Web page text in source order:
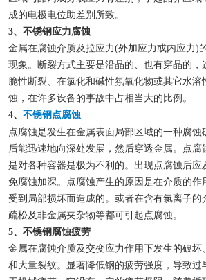
成的电极电位助差别所致。
3、不锈钢应力腐蚀
金属在腐蚀介质及拉应力(外加应力或内应力)
现象。断裂方式主要是沿晶的、也有穿晶的，
脆性断裂、在氯化和碱性氛氧化物或其它水
蚀，在许多设备的事故中占相当大的比例。
4、 不锈钢点腐蚀
点腐蚀是发生在金属表面局部区域的一种腐
后能迅速地向深处发展，然后穿透金属。点
是对各种容器是极为不利的。出现点腐蚀后应
免腐蚀加深。点腐蚀产生的原因是在介质的作
受到局部损坏而造成的。或者在含有氯离子的
疏松及非金属夹杂物等都可引起点腐蚀。
5、不锈钢腐蚀疲劳
金属在腐蚀介质及交变应力作用下发生的破坏
和大量裂纹。显著降低钢的疲劳强度，导致过